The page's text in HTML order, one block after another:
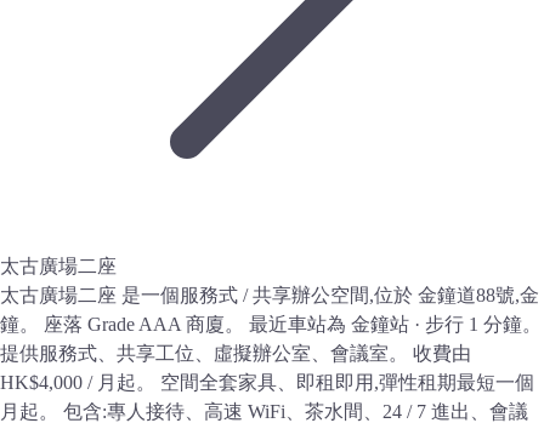
太古廣場二座
太古廣場二座 是一個服務式 / 共享辦公空間,位於 金鐘道88號,金
鐘。 座落 Grade AAA 商廈。 最近車站為 金鐘站 · 步行 1 分鐘。
提供服務式、共享工位、虛擬辦公室、會議室。 收費由
HK$4,000 / 月起。 空間全套家具、即租即用,彈性租期最短一個
月起。 包含:專人接待、高速 WiFi、茶水間、24 / 7 進出、會議